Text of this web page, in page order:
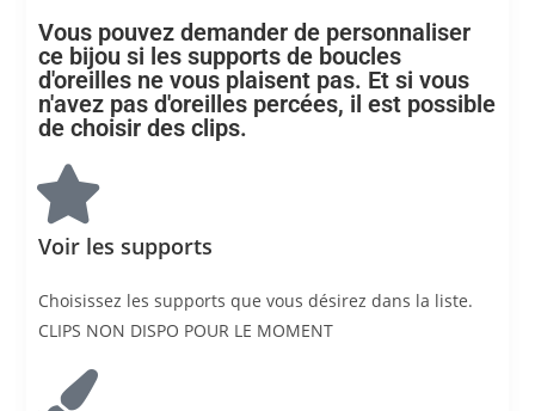
Vous pouvez demander de personnaliser
ce bijou si les supports de boucles
d'oreilles ne vous plaisent pas. Et si vous
n'avez pas d'oreilles percées, il est possible
de choisir des clips.
Voir les supports
Choisissez les supports que vous désirez dans la liste.
CLIPS NON DISPO POUR LE MOMENT